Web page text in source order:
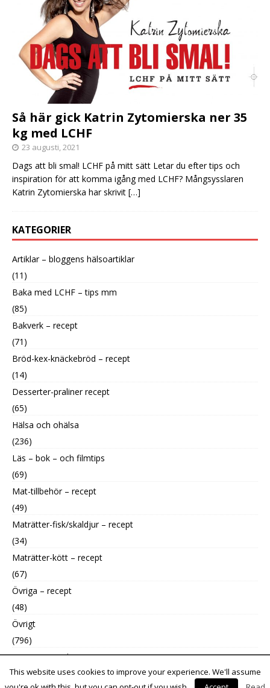
Så här gick Katrin Zytomierska ner 35
kg med LCHF
23 augusti, 2021
Dags att bli smal! LCHF på mitt sätt Letar du efter tips och
inspiration för att komma igång med LCHF? Mångsysslaren
Katrin Zytomierska har skrivit […]
KATEGORIER
Artiklar – bloggens hälsoartiklar
(11)
Baka med LCHF – tips mm
(85)
Bakverk – recept
(71)
Bröd-kex-knäckebröd – recept
(14)
Desserter-praliner recept
(65)
Hälsa och ohälsa
(236)
Läs – bok – och filmtips
(69)
Mat-tillbehör – recept
(49)
Maträtter-fisk/skaldjur – recept
(34)
Maträtter-kött – recept
(67)
Övriga – recept
(48)
Övrigt
(796)
Uncategorized
(9)
This website uses cookies to improve your experience. We'll assume